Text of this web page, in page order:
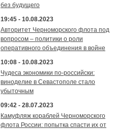
без будущего
19:45 - 10.08.2023
Авторитет Черноморского флота под
вопросом – политики о роли
оперативного объединения в войне
10:08 - 10.08.2023
Чудеса экономики по-российски:
виноделие в Севастополе стало
убыточным
09:42 - 28.07.2023
Камуфляж кораблей Черноморского
флота России: попытка спасти их от